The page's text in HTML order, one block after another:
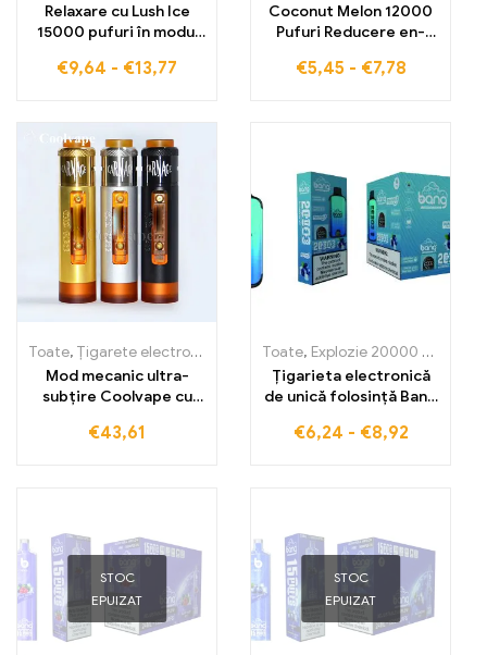
Relaxare cu Lush Ice
15000 pufuri în modul
€9,64 - €13,77
Coconut Melon 12000
Pufuri Reducere en-
ELF BOX Digital 12000
€5,45 - €7,78
Toate, Țigarete electronice de unică folosință ,Țigarete
Mod mecanic ultra-
subțire Coolvape cu
€43,61
Toate, Explozie 20000 Pufuri
Țigarieta electronică
de unică folosință Bang
BLUEBERRY ICE vă oferă
€6,24 - €8,92
STOC
EPUIZAT
STOC
EPUIZAT